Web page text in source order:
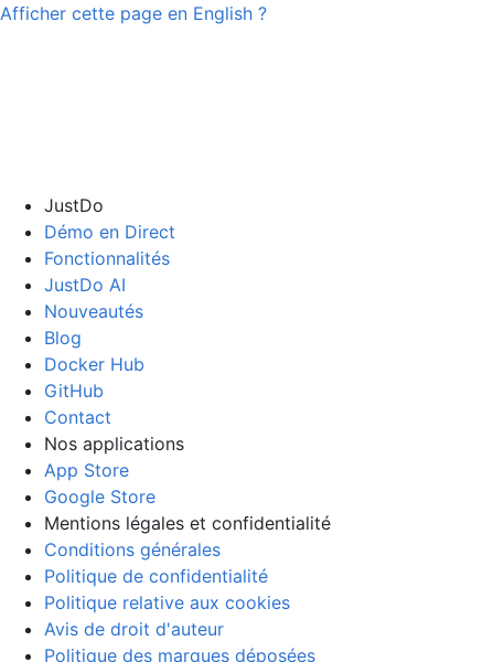
Afficher cette page en English ?
JustDo
Démo en Direct
Fonctionnalités
JustDo AI
Nouveautés
Blog
Docker Hub
GitHub
Contact
Nos applications
App Store
Google Store
Mentions légales et confidentialité
Conditions générales
Politique de confidentialité
Politique relative aux cookies
Avis de droit d'auteur
Politique des marques déposées